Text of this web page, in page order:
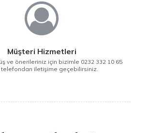
Müşteri Hizmetleri
ve önerileriniz için bizimle 0232 332 10 65
telefondan iletişime geçebilirsiniz.